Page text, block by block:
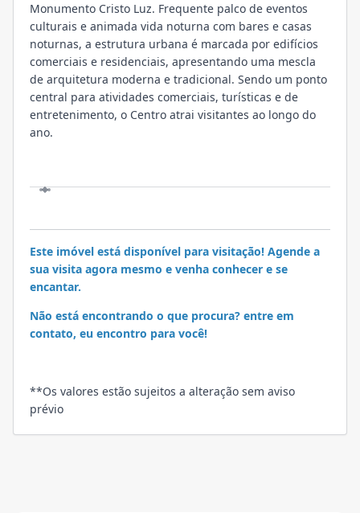
Monumento Cristo Luz. Frequente palco de eventos
culturais e animada vida noturna com bares e casas
noturnas, a estrutura urbana é marcada por edifícios
comerciais e residenciais, apresentando uma mescla
de arquitetura moderna e tradicional. Sendo um ponto
central para atividades comerciais, turísticas e de
entretenimento, o Centro atrai visitantes ao longo do
ano.
Este imóvel está disponível para visitação! Agende a
sua visita agora mesmo e venha conhecer e se
encantar.
Não está encontrando o que procura? entre em
contato, eu encontro para você!
**Os valores estão sujeitos a alteração sem aviso
prévio